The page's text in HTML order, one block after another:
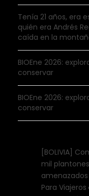
Tenía 21 años, era
quién era Andrés
caída en la
BIOEne 2026:
conservar
BIOEne 2026:
conservar
[BOLIVIA]
mil
amenazados
Para Viajeros